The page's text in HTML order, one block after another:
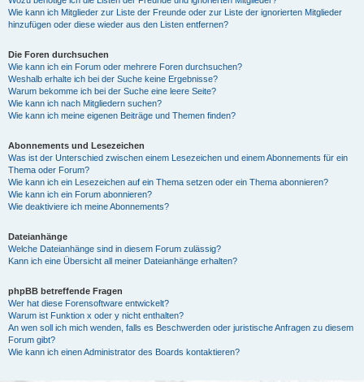
Wie kann ich Mitglieder zur Liste der Freunde oder zur Liste der ignorierten Mitglieder
hinzufügen oder diese wieder aus den Listen entfernen?
Die Foren durchsuchen
Wie kann ich ein Forum oder mehrere Foren durchsuchen?
Weshalb erhalte ich bei der Suche keine Ergebnisse?
Warum bekomme ich bei der Suche eine leere Seite?
Wie kann ich nach Mitgliedern suchen?
Wie kann ich meine eigenen Beiträge und Themen finden?
Abonnements und Lesezeichen
Was ist der Unterschied zwischen einem Lesezeichen und einem Abonnements für ein
Thema oder Forum?
Wie kann ich ein Lesezeichen auf ein Thema setzen oder ein Thema abonnieren?
Wie kann ich ein Forum abonnieren?
Wie deaktiviere ich meine Abonnements?
Dateianhänge
Welche Dateianhänge sind in diesem Forum zulässig?
Kann ich eine Übersicht all meiner Dateianhänge erhalten?
phpBB betreffende Fragen
Wer hat diese Forensoftware entwickelt?
Warum ist Funktion x oder y nicht enthalten?
An wen soll ich mich wenden, falls es Beschwerden oder juristische Anfragen zu diesem
Forum gibt?
Wie kann ich einen Administrator des Boards kontaktieren?